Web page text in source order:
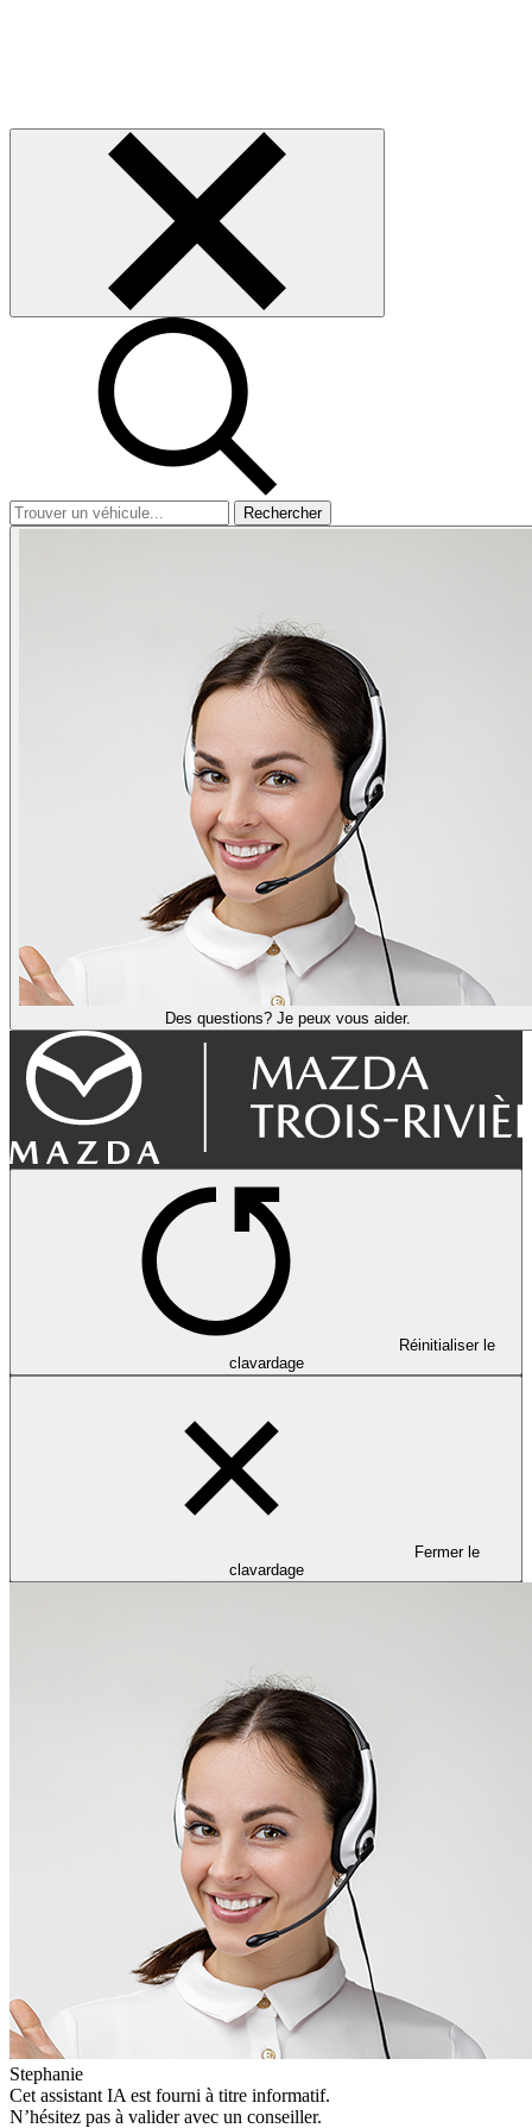
Rechercher
Des questions? Je peux vous aider.
Réinitialiser le
clavardage
Fermer le
clavardage
Stephanie
Cet assistant IA est fourni à titre informatif.
N’hésitez pas à valider avec un conseiller.